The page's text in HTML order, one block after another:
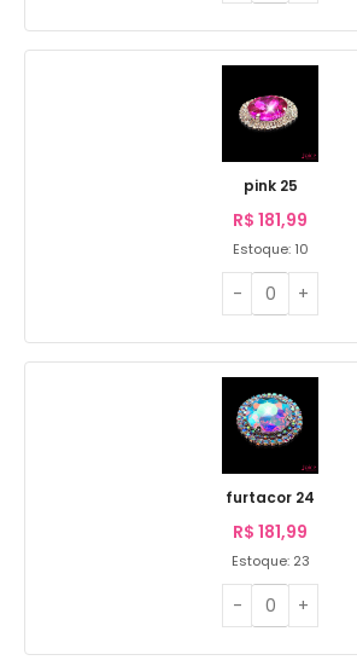
pink 25
R$ 181,99
Estoque: 10
furtacor 24
R$ 181,99
Estoque: 23